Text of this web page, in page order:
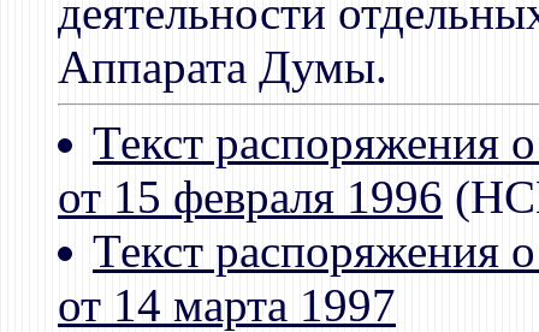
деятельности
Аппарата Думы.
Текст распоряжения
от 15 февраля 1996
Текст распоряжения
от 14 марта 1997